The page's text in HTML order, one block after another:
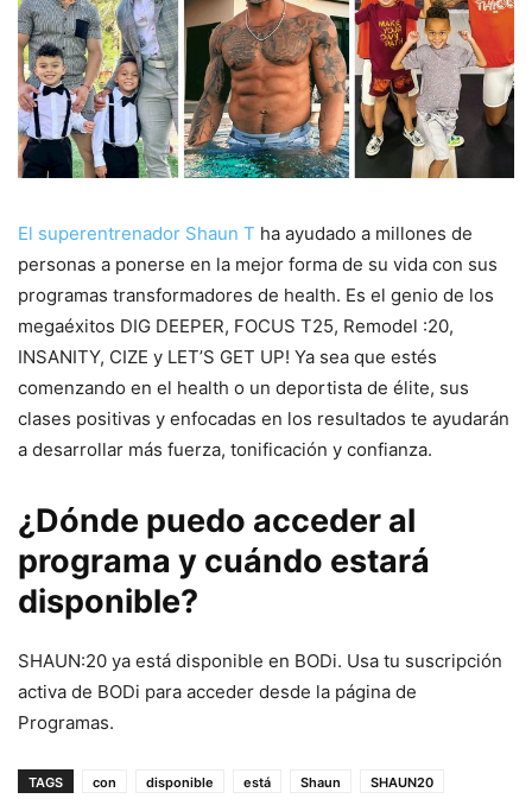
El superentrenador Shaun T ha ayudado a millones de
personas a ponerse en la mejor forma de su vida con sus
programas transformadores de health. Es el genio de los
megaéxitos DIG DEEPER, FOCUS T25, Remodel :20,
INSANITY, CIZE y LET’S GET UP! Ya sea que estés
comenzando en el health o un deportista de élite, sus
clases positivas y enfocadas en los resultados te ayudarán
a desarrollar más fuerza, tonificación y confianza.
¿Dónde puedo acceder al
programa y cuándo estará
disponible?
SHAUN:20 ya está disponible en BODi. Usa tu suscripción
activa de BODi para acceder desde la página de
Programas.
TAGS con disponible está Shaun SHAUN20